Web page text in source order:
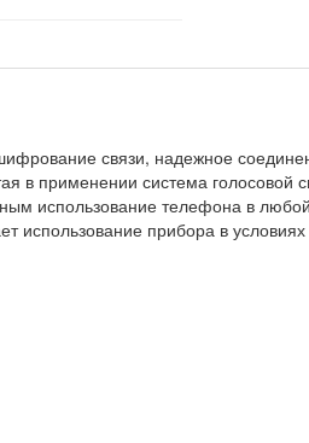
связи, надежное
в применении система голосовой
использование телефона в
использование прибора в условиях